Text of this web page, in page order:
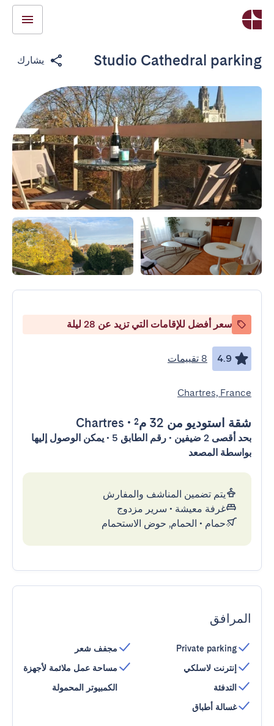
Studio Cathedral parking يشارك
سعر أفضل للإقامات التي تزيد عن 28 ليلة
4.9 8 تقييمات
Chartres, France
شقة استوديو من 32 م² •
Chartres
بحد أقصى 2 ضيفين • رقم الطابق 5 • يمكن الوصول إليها
بواسطة المصعد
يتم تضمين المناشف والمفارش
غرفة معيشة • سرير مزدوج
حمام • الحمام, حوض الاستحمام
المرافق
Private parking
إنترنت لاسلكي
التدفئة
غسالة أطباق
مجفف شعر
مساحة عمل ملائمة لأجهزة
الكمبيوتر المحمولة